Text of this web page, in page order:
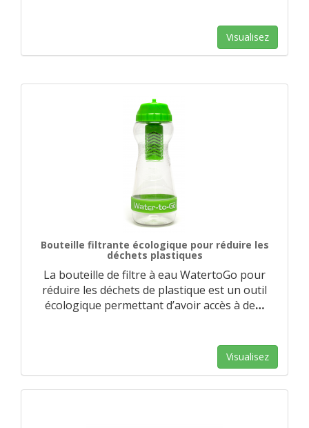
Visualisez
Bouteille filtrante écologique pour réduire les
déchets plastiques
La bouteille de filtre à eau WatertoGo pour
réduire les déchets de plastique est un outil
écologique permettant d’avoir accès à de…
Visualisez